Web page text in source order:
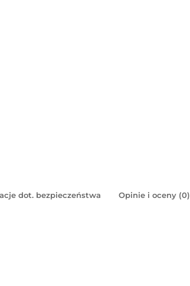
dot. bezpieczeństwa Opinie i oceny (0)